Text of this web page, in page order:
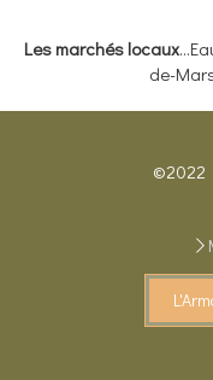
Les marchés locaux
de-
©2022